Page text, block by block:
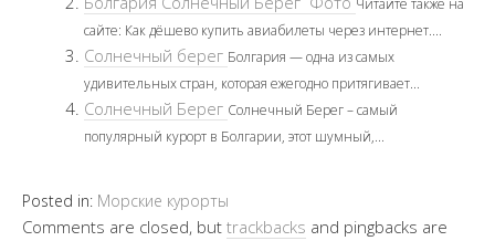
Читайте также на
сайте: Как дёшево купить авиабилеты через интернет....
Солнечный берег Болгария — одна из самых
удивительных стран, которая ежегодно притягивает...
Солнечный Берег Солнечный Берег – самый
популярный курорт в Болгарии, этот шумный,...
Posted in: Морские курорты
Comments are closed, but trackbacks and pingbacks are